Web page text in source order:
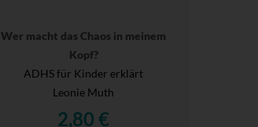
Wer macht das Chaos in meinem
Kopf?
ADHS für Kinder erklärt
Leonie Muth
2,80 €